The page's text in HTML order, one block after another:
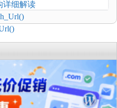
详细解读